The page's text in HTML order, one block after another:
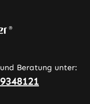
Beratung unter: